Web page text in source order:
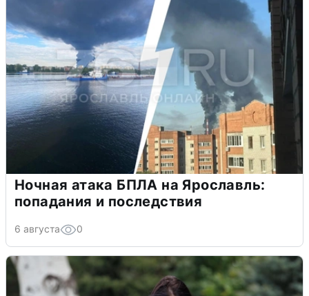
Ночная атака БПЛА на Ярославль:
попадания и последствия
6 августа 0